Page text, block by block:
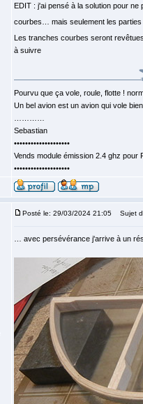
EDIT : j'ai pensé à la solution pour
courbes… mais seulement les
Les tranches courbes seront
à suivre
Pourvu que ça vole, roule, flotte !
Un bel avion est un avion qui vole
Sebastian
••••••••••••••••••••
Vends module émission 2.4 ghz
••••••••••••••••••••
Posté le: 29/03/2024 21:05 Sujet
… avec persévérance j'arrive à un